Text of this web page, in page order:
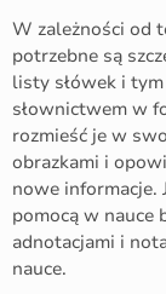
W zależności od
potrzebne są
listy słówek i
słownictwem w
rozmieść je w
obrazkami i
nowe informacje.
pomocą w nauce
adnotacjami i
nauce.